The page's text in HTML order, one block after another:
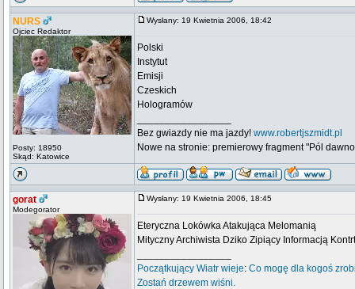
NURS
Ojciec Redaktor
Posty: 18950
Skąd: Katowice
Wysłany: 19 Kwietnia 2006, 18:42
Polski
Instytut
Emisji
Czeskich
Hologramów
Bez gwiazdy nie ma jazdy! www.robertjszmidt.pl
Nowe na stronie: premierowy fragment "Pól
gorat
Modegorator
Wysłany: 19 Kwietnia 2006, 18:45
Eteryczna Lokówka Atakująca Melomanią
Mityczny Archiwista Dziko Zipiący Informacją
Początkujący Wiatr wieje: Co mogę dla kogoś
Zostań drzewem wiśni.